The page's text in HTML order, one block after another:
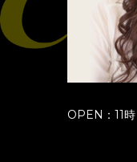
OPEN：11